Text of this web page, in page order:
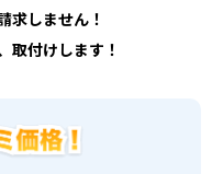
求しません！
取付けします！